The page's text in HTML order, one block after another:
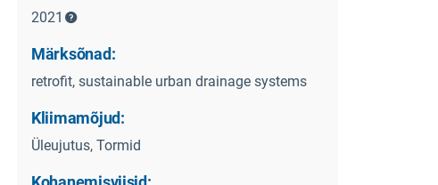
2021
Märksõnad:
retrofit, sustainable urban drainage systems
Kliimamõjud:
Üleujutus, Tormid